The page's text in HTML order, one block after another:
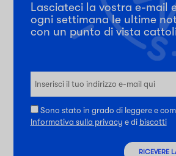
Lasciateci la vostra e-mail
ogni settimana le ultime
con un punto di vista
Sono stato in grado di leggere e
Informativa sulla privacy e di biscotti
RICEVERE